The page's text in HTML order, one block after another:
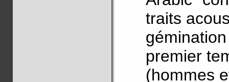
traits
premier
(hommes